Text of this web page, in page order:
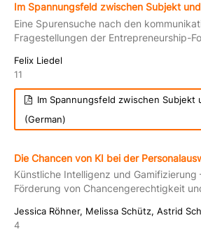
Im Spannungsfeld zwischen Subjekt
Eine Spurensuche nach den
Fragestellungen der Entrepreneurship-
Felix Liedel
11
Im Spannungsfeld zwischen Subjekt
(German)
Die Chancen von KI bei der
Künstliche Intelligenz und Gamifizierung
Förderung von Chancengerechtigkeit
Jessica Röhner, Melissa Schütz, Astrid
4